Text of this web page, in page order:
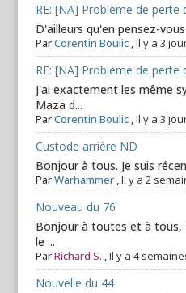
RE: [NA] Problème de perte
D'ailleurs qu'en pensez-
ParCorentin Boulic, Il y a 3
RE: [NA] Problème de perte
J'ai exactement les même
Maza d...
ParCorentin Boulic, Il y a 3
Custode arrière ND
Bonjour à tous. Je suis
ParWarhammer, Il y a 2
Nouveau du 76
Bonjour à toutes et à tous,
le ...
ParRichard S. Il y a 4
Nouvelle du 44